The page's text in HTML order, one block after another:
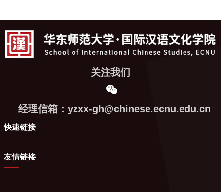
关注我们
经理信箱：yzxx-gh@chinese.ecnu.edu.cn
快速链接
友情链接